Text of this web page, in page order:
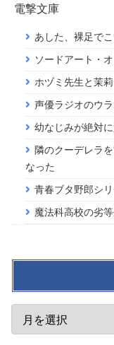
電撃文庫
あした、裸足でこ
ソードアート・
ホヅミ先生と茉莉
声優ラジオのウ
幼なじみが絶対
隣のクーデレラ
なった
青春ブタ野郎シ
魔法科高校の劣